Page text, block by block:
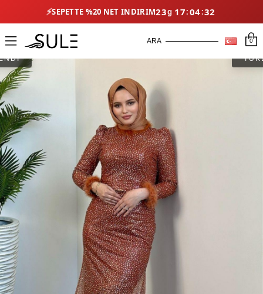
⚡SEPETTE %20 NET İNDIRIM23 17 04 31
0